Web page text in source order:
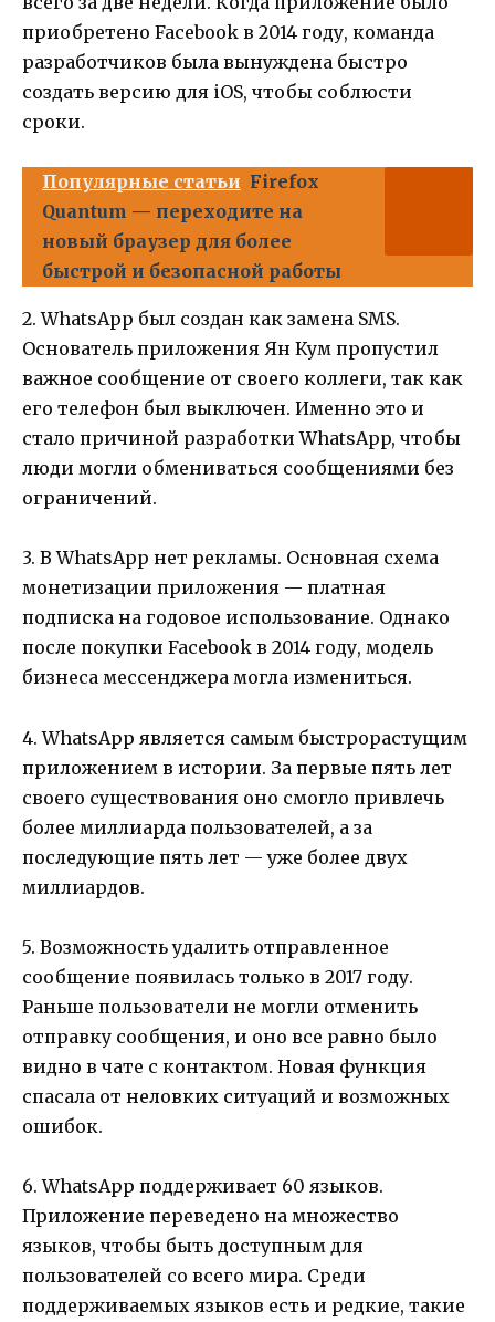
приобретено Facebook в 2014 году, команда
разработчиков была вынуждена быстро
создать версию для iOS, чтобы соблюсти
сроки.
Популярные статьи Firefox
Quantum — переходите на
новый браузер для более
быстрой и безопасной работы
2. WhatsApp был создан как замена SMS.
Основатель приложения Ян Кум пропустил
важное сообщение от своего коллеги, так как
его телефон был выключен. Именно это и
стало причиной разработки WhatsApp, чтобы
люди могли обмениваться сообщениями без
ограничений.
3. В WhatsApp нет рекламы. Основная схема
монетизации приложения — платная
подписка на годовое использование. Однако
после покупки Facebook в 2014 году, модель
бизнеса мессенджера могла измениться.
4. WhatsApp является самым быстрорастущим
приложением в истории. За первые пять лет
своего существования оно смогло привлечь
более миллиарда пользователей, а за
последующие пять лет — уже более двух
миллиардов.
5. Возможность удалить отправленное
сообщение появилась только в 2017 году.
Раньше пользователи не могли отменить
отправку сообщения, и оно все равно было
видно в чате с контактом. Новая функция
спасала от неловких ситуаций и возможных
ошибок.
6. WhatsApp поддерживает 60 языков.
Приложение переведено на множество
языков, чтобы быть доступным для
пользователей со всего мира. Среди
поддерживаемых языков есть и редкие, такие